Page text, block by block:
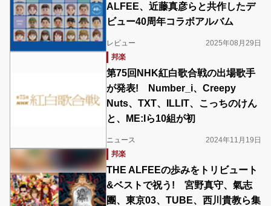
ALFEE、近藤真彦らと共作したデ
ビュー40周年コラボアルバム
レビュー
2025年08月29日
邦楽
第75回NHK紅白歌合戦の出場歌手
が発表! Number_i、Creepy
Nuts、TXT、ILLIT、こっちのけん
と、ME:Iら10組が初
ニュース
2024年11月19日
邦楽
THE ALFEEの歩みをトリビュート
&ベストで祝う! 宮野真守、氣志
團、東京03、TUBE、西川貴教ら集